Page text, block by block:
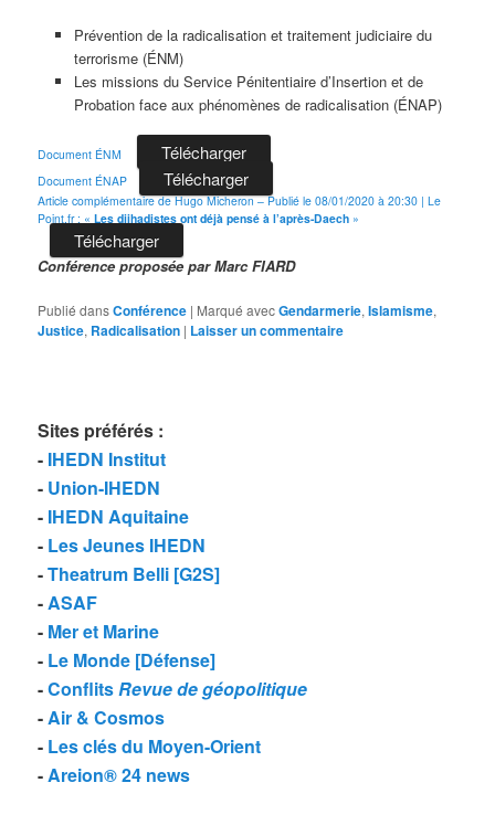
Prévention de la radicalisation et traitement judiciaire du
terrorisme (ÉNM)
Les missions du Service Pénitentiaire d’Insertion et de
Probation face aux phénomènes de radicalisation (ÉNAP)
Document ÉNM Télécharger
Document ÉNAP Télécharger
Article complémentaire de Hugo Micheron – Publié le 08/01/2020 à 20:30 | Le
Point.fr : «Les djihadistes ont déjà pensé à l’après-Daech »
Télécharger
Conférence proposée par Marc FIARD
Publié dansConférence | Marqué avecGendarmerie,Islamisme,
Justice, Radicalisation | Laisser un commentaire
Sites préférés :
- IHEDN Institut
- Union-IHEDN
- IHEDN Aquitaine
- Les Jeunes IHEDN
-Theatrum Belli [G2S]
-ASAF
- Mer et Marine
- Le Monde [Défense]
-ConflitsRevue de géopolitique
-Air & Cosmos
- Les clés du Moyen-Orient
-Areion® 24 news